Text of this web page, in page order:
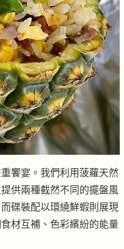
饗宴。我們利用菠蘿天然
供兩種截然不同的擺盤風
碟裝配以環繞鮮蝦則展現
材互補、色彩繽紛的能量